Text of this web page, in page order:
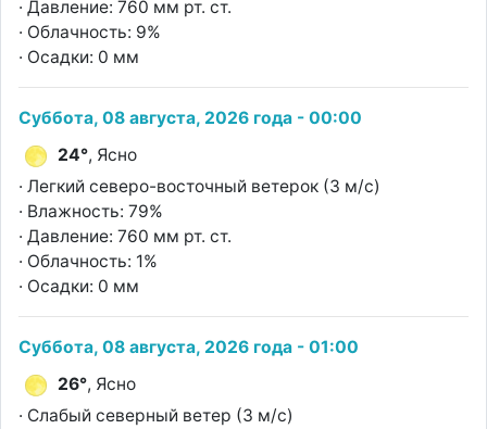
· Давление: 760 мм рт. ст.
· Облачность: 9%
· Осадки: 0 мм
Суббота, 08 августа, 2026 года - 00:00
24°, Ясно
· Легкий северо-восточный ветерок (3 м/с)
· Влажность: 79%
· Давление: 760 мм рт. ст.
· Облачность: 1%
· Осадки: 0 мм
Суббота, 08 августа, 2026 года - 01:00
26°, Ясно
· Слабый северный ветер (3 м/с)